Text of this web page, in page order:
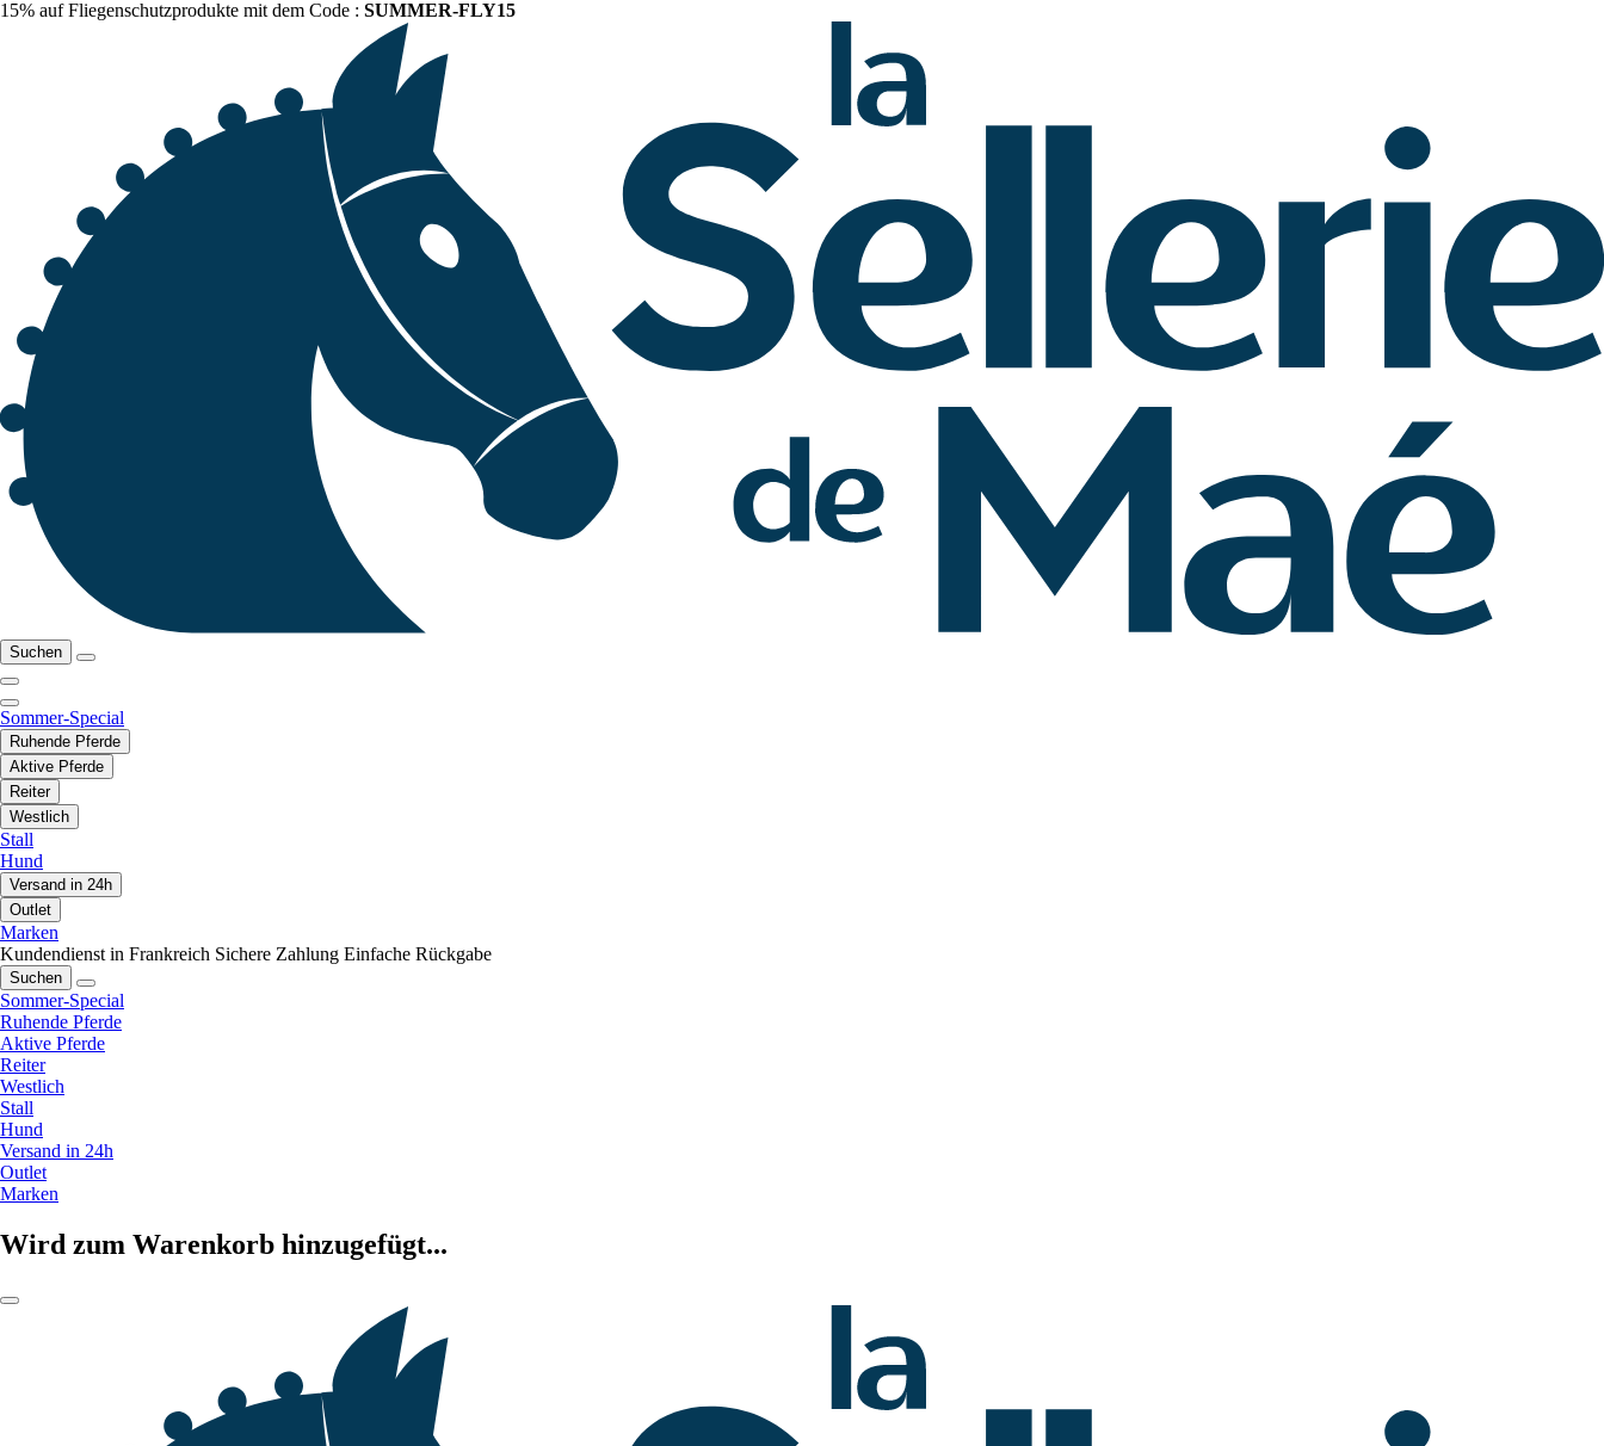
15% auf Fliegenschutzprodukte mit dem Code : SUMMER-FLY15
Suchen
Sommer-Special
Ruhende Pferde
Aktive Pferde
Reiter
Westlich
Stall
Hund
Versand in 24h
Outlet
Marken
Kundendienst in Frankreich Sichere Zahlung Einfache Rückgabe
Suchen
Sommer-Special
Ruhende Pferde
Aktive Pferde
Reiter
Westlich
Stall
Hund
Versand in 24h
Outlet
Marken
Wird zum Warenkorb hinzugefügt...